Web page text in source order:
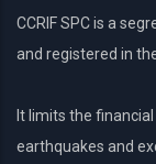
CCRIF SPC is a
and registered in
It limits the
earthquakes and